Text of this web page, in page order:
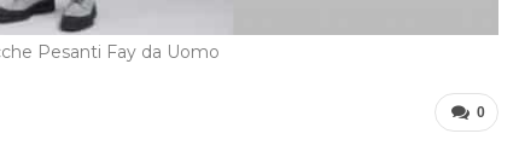
Pesanti Fay da Uomo
0